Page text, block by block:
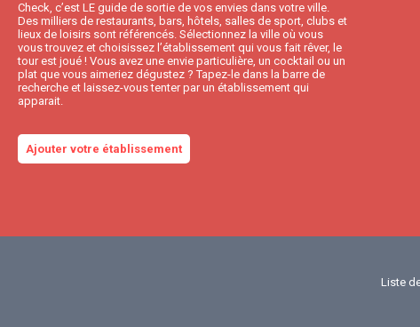
Check, c’est LE guide de sortie de vos envies dans votre ville.
Des milliers de restaurants, bars, hôtels, salles de sport, clubs et
lieux de loisirs sont référencés. Sélectionnez la ville où vous
vous trouvez et choisissez l’établissement qui vous fait rêver, le
tour est joué ! Vous avez une envie particulière, un cocktail ou un
plat que vous aimeriez dégustez ? Tapez-le dans la barre de
recherche et laissez-vous tenter par un établissement qui
apparait.
Ajouter votre établissement
Liste